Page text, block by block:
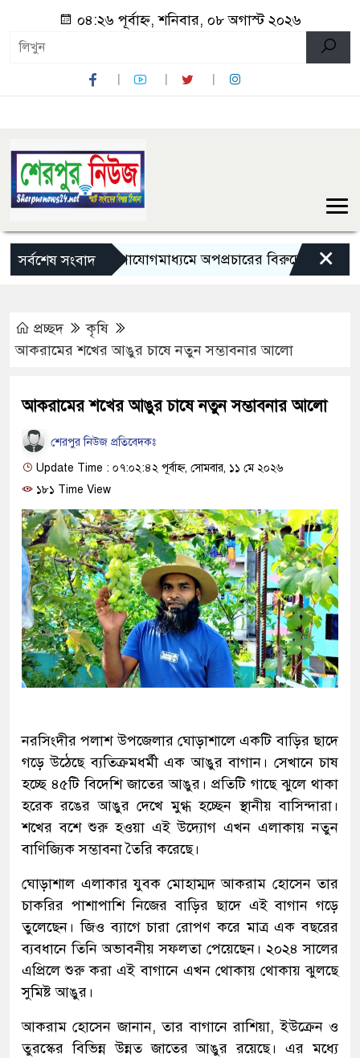
০৪:২৬ পূর্বাহ্ন, শনিবার, ০৮ অগাস্ট ২০২৬
সর্বশেষ সংবাদ
সামাজিক যোগাযোগমাধ্যমে অপপ্রচারের বিরুদ্ধে সতর্ক থাকার
×
প্রচ্ছদ
কৃষি
আকরামের শখের আঙুর চাষে নতুন সম্ভাবনার আলো
আকরামের শখের আঙুর চাষে নতুন সম্ভাবনার আলো
শেরপুর নিউজ প্রতিবেদকঃ
Update Time : ০৭:০২:৪২ পূর্বাহ্ন, সোমবার, ১১ মে ২০২৬
১৮১ Time View
নরসিংদীর পলাশ উপজেলার ঘোড়াশালে একটি বাড়ির ছাদে
গড়ে উঠেছে ব্যতিক্রমধর্মী এক আঙুর বাগান। সেখানে চাষ
হচ্ছে ৪৫টি বিদেশি জাতের আঙুর। প্রতিটি গাছে ঝুলে থাকা
হরেক রঙের আঙুর দেখে মুগ্ধ হচ্ছেন স্থানীয় বাসিন্দারা।
শখের বশে শুরু হওয়া এই উদ্যোগ এখন এলাকায় নতুন
বাণিজ্যিক সম্ভাবনা তৈরি করেছে।
ঘোড়াশাল এলাকার যুবক মোহাম্মদ আকরাম হোসেন তার
চাকরির পাশাপাশি নিজের বাড়ির ছাদে এই বাগান গড়ে
তুলেছেন। জিও ব্যাগে চারা রোপণ করে মাত্র এক বছরের
ব্যবধানে তিনি অভাবনীয় সফলতা পেয়েছেন। ২০২৪ সালের
এপ্রিলে শুরু করা এই বাগানে এখন থোকায় থোকায় ঝুলছে
সুমিষ্ট আঙুর।
আকরাম হোসেন জানান, তার বাগানে রাশিয়া, ইউক্রেন ও
তুরস্কের বিভিন্ন উন্নত জাতের আঙুর রয়েছে। এর মধ্যে